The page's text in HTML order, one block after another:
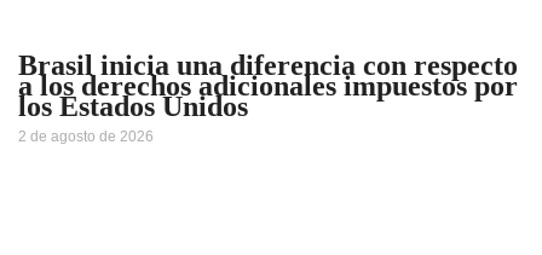
Brasil inicia una diferencia con respecto
a los derechos adicionales impuestos por
los Estados Unidos
2 de agosto de 2026